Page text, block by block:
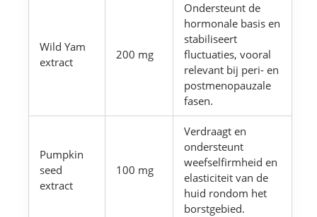
Wild Yam
extract
200 mg
Ondersteunt de
hormonale basis en
stabiliseert
fluctuaties, vooral
relevant bij peri- en
postmenopauzale
fasen.
Pumpkin
seed
extract
100 mg
Verdraagt en
ondersteunt
weefselfirmheid en
elasticiteit van de
huid rondom het
borstgebied.